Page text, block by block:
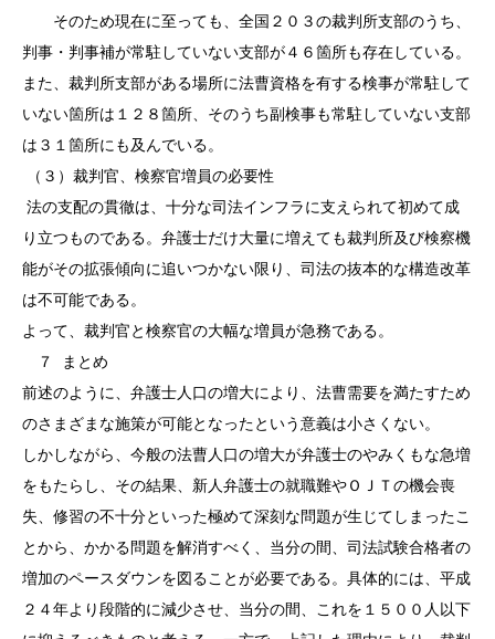
そのため現在に至っても、全国２０３の裁判所支部のうち、
判事・判事補が常駐していない支部が４６箇所も存在している。
また、裁判所支部がある場所に法曹資格を有する検事が常駐して
いない箇所は１２８箇所、そのうち副検事も常駐していない支部
は３１箇所にも及んでいる。
（３）裁判官、検察官増員の必要性
法の支配の貫徹は、十分な司法インフラに支えられて初めて成
り立つものである。弁護士だけ大量に増えても裁判所及び検察機
能がその拡張傾向に追いつかない限り、司法の抜本的な構造改革
は不可能である。
よって、裁判官と検察官の大幅な増員が急務である。
７
まとめ
前述のように、弁護士人口の増大により、法曹需要を満たすため
のさまざまな施策が可能となったという意義は小さくない。
しかしながら、今般の法曹人口の増大が弁護士のやみくもな急増
をもたらし、その結果、新人弁護士の就職難やＯＪＴの機会喪
失、修習の不十分といった極めて深刻な問題が生じてしまったこ
とから、かかる問題を解消すべく、当分の間、司法試験合格者の
増加のペースダウンを図ることが必要である。具体的には、平成
２４年より段階的に減少させ、当分の間、これを１５００人以下